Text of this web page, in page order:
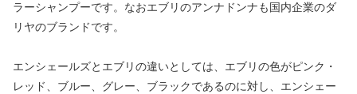
ラーシャンプーです。なおエブリのアンナドンナも国内企業のダ
リヤのブランドです。
エンシェールズとエブリの違いとしては、エブリの色がピンク・
レッド、ブルー、グレー、ブラックであるのに対し、エンシェー